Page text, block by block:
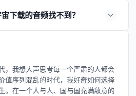
下载的音频找不到？
，我想大声思考每一个严肃的人都会
值序列混乱的时代，我好奇如何选择
。在一个人与人、国与国充满敌意的